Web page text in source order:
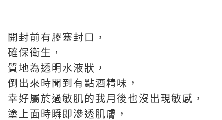
開封前有膠塞封口，
確保衛生，
質地為透明水液狀，
倒出來時聞到有點酒精味，
幸好屬於過敏肌的我用後也沒出現敏感，
塗上面時瞬即滲透肌膚，